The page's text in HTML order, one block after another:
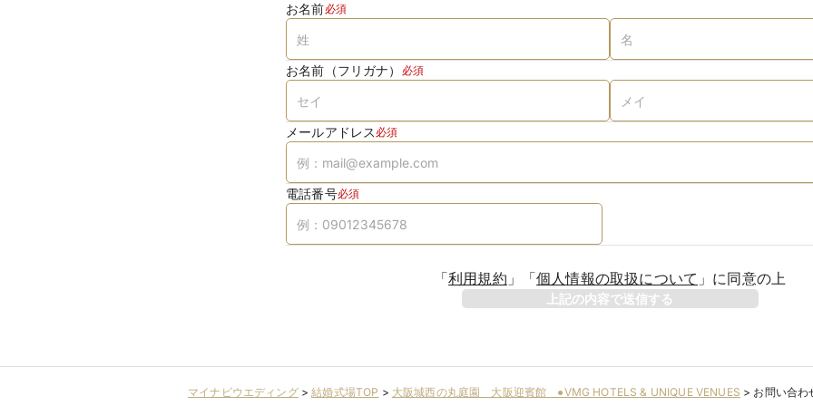
お名前必須
お名前（フリガナ） 必須
メールアドレス 必須
電話番号必須
「利用規約 」 「個人情報の取扱について 」 に同意の上
上記の内容で送信する
マイナビウエディング>結婚式場TOP > 大阪城西の丸庭園 大阪迎賓館 ●VMG HOTELS & UNIQUE VENUES > お問い合わ